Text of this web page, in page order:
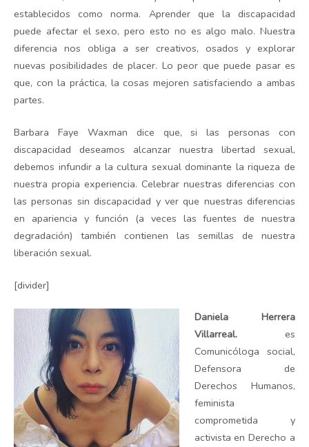
establecidos como norma. Aprender que la discapacidad
puede afectar el sexo, pero esto no es algo malo. Nuestra
diferencia nos obliga a ser creativos, osados y explorar
nuevas posibilidades de placer. Lo peor que puede pasar es
que, con la práctica, la cosas mejoren satisfaciendo a ambas
partes.
Barbara Faye Waxman dice que, si las personas con
discapacidad deseamos alcanzar nuestra libertad sexual,
debemos infundir a la cultura sexual dominante la riqueza de
nuestra propia experiencia. Celebrar nuestras diferencias con
las personas sin discapacidad y ver que nuestras diferencias
en apariencia y función (a veces las fuentes de nuestra
degradación) también contienen las semillas de nuestra
liberación sexual.
[divider]
Daniela Herrera
Villarreal.es
Comunicóloga social,
Defensora de
Derechos Humanos,
feminista
comprometida y
activista en Derecho a